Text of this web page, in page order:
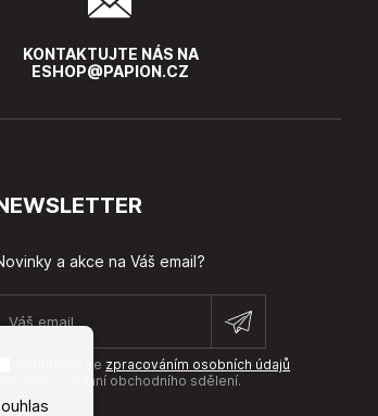
KONTAKTUJTE NÁS NA
ESHOP@PAPION.CZ
a akce na Váš email?
Souhlasím se zpracováním osobních údajů
pro účely zasílání obchodního sdělení.